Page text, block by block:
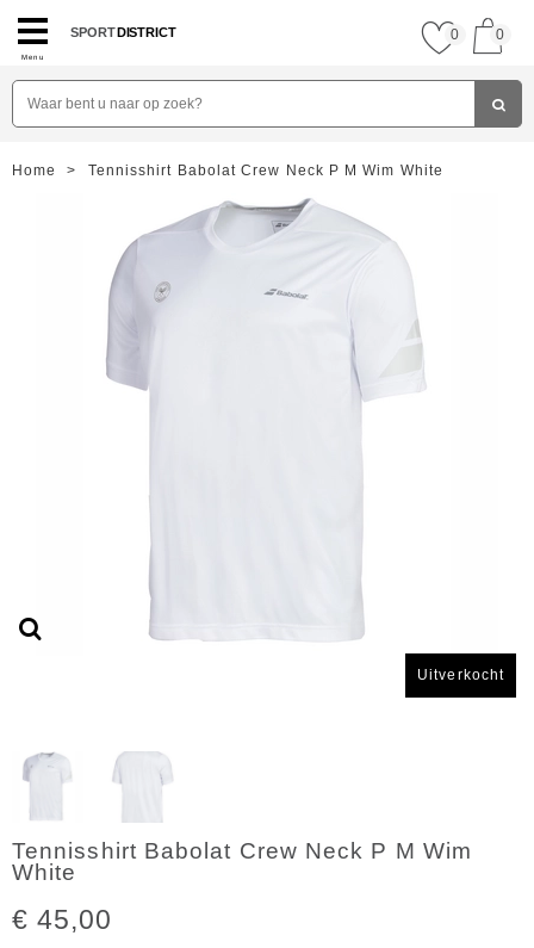
Menu
SPORTDISTRICT 0 0
Home > Tennisshirt Babolat Crew Neck P M Wim White
Uitverkocht
Tennisshirt Babolat Crew Neck P M Wim
White
€ 45,00